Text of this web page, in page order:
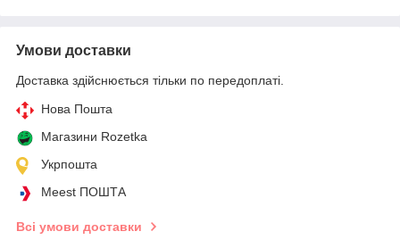
Умови доставки
Доставка здійснюється тільки по передоплаті.
Нова Пошта
Магазини Rozetka
Укрпошта
Meest ПОШТА
Всі умови доставки